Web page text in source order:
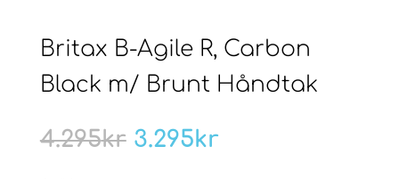
Britax B-Agile R, Carbon
Black m/ Brunt Håndtak
4.295kr Opprinnelig
3.295krNåværende